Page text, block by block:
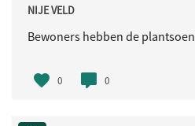
NIJE VELD
0 0